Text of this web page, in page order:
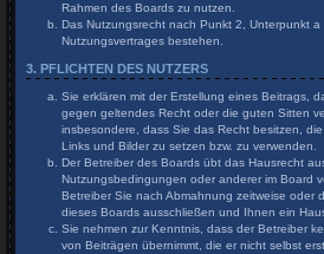
Rahmen des Boards zu nutzen.
Das Nutzungsrecht nach Punkt 2, Unterpunkt
Nutzungsvertrages bestehen.
3. PFLICHTEN DES NUTZERS
Sie erklären mit der Erstellung eines Beitrags,
gegen geltendes Recht oder die guten Sitten
insbesondere, dass Sie das Recht besitzen,
Links und Bilder zu setzen bzw. zu verwenden.
Der Betreiber des Boards übt das Hausrecht
Nutzungsbedingungen oder anderer im Board
Betreiber Sie nach Abmahnung zeitweise oder
dieses Boards ausschließen und Ihnen ein
Sie nehmen zur Kenntnis, dass der Betreiber
von Beiträgen übernimmt, die er nicht selbst